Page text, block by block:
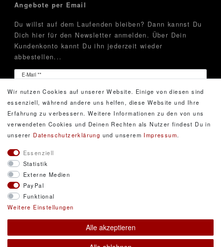
Angebote per Email
Du willst auf dem Laufenden bleiben? Dann kannst Du
Dich hier für den Newsletter anmelden. Über Dein
Kundenkonto kannt Du ihn jederzeit wieder
abbestellen...
E-Mail **
Newsletter
Hiermit bestätige ich, dass ich die
Daten­schutz­erklärung
gelesen habe. Meine Einwilligung kann ich jederzeit
widerrufen.**
© Copyright 2026 DarXity GbR. Gestaltung, Design
und Style durch DarXity GbR. Alle Rechte
vorbehalten.
Alle Preise inklusive gesetzlicher Mehrwertsteuer und
Wir nutzen Cookies auf unserer Website. Einige von diesen sind
essenziell, während andere uns helfen, diese Website und Ihre
Erfahrung zu verbessern. Weitere Informationen zu den von uns
verwendeten Cookies und Deinen Rechten als Nutzer findest Du in
unserer Daten­schutz­erklärung und unserem Impressum.
Essenziell
Statistik
Externe Medien
PayPal
Funktional
Weitere Einstellungen
Alle akzeptieren